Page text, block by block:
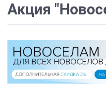
Акциякачественную
дома.
Нажимая на
даете
все
вопросы!
Ваш
телефон*